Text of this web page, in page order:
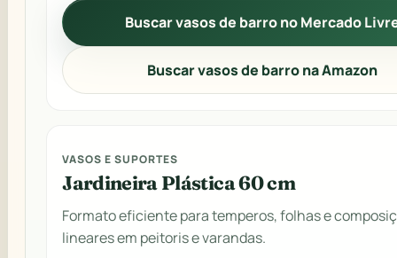
Buscar vasos de barro no Mercado
Buscar vasos de barro na Amazon
VASOS E SUPORTES
Jardineira Plástica 60 cm
Formato eficiente para temperos, folhas e
lineares em peitoris e varandas.